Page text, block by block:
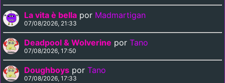
La vita è bella por Madmartigan
07/08/2026, 21:33
Deadpool & Wolverine por Tano
07/08/2026, 17:50
Doughboys por Tano
07/08/2026, 17:33